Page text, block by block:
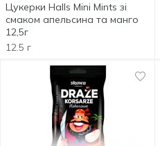
Цукерки Halls Mini Mints зі
смаком апельсина та манго
12,5г
12.5 г